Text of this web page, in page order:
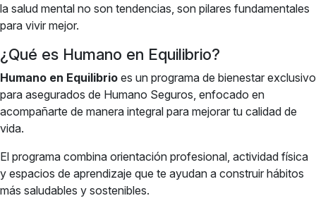
la salud mental no son tendencias, son pilares fundamentales
para vivir mejor.
¿Qué es Humano en Equilibrio?
Humano en Equilibrio es un programa de bienestar exclusivo
para asegurados de Humano Seguros, enfocado en
acompañarte de manera integral para mejorar tu calidad de
vida.
El programa combina orientación profesional, actividad física
y espacios de aprendizaje que te ayudan a construir hábitos
más saludables y sostenibles.